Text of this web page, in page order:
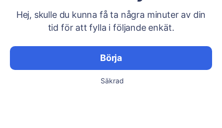
Hej, skulle du kunna få ta några minuter av din
tid för att fylla i följande enkät.
Börja
Säkrad